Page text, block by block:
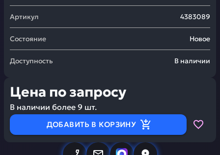
Артикул 4383089
Состояние Новое
Доступность В наличии
Цена по запросу
В наличии более 9 шт.
ДОБАВИТЬ В КОРЗИНУ